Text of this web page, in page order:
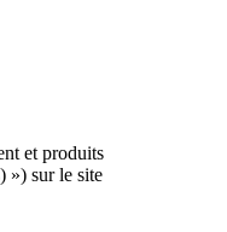
et produits
») sur le site